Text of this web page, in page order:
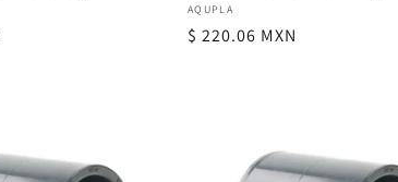
Proveedor:
AQUPLA
Precio
$ 220.06 MXN